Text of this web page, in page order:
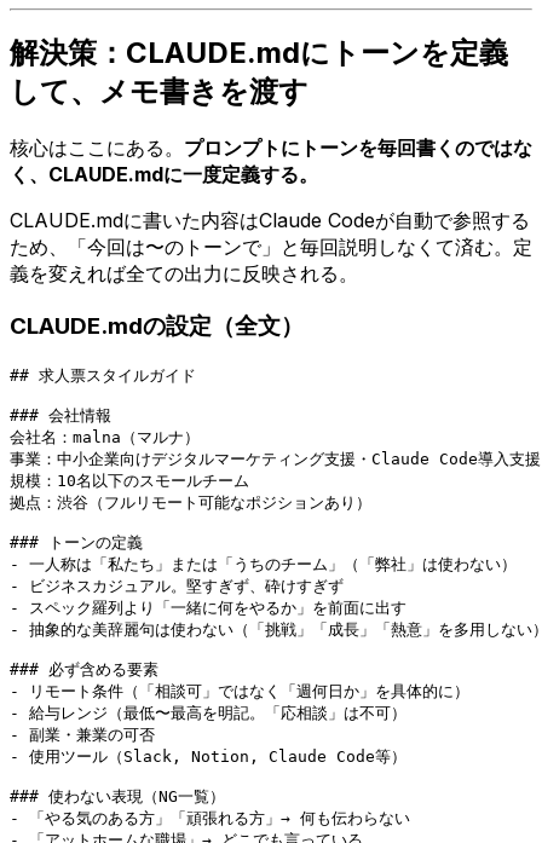
解決策：CLAUDE.mdにトーンを定義
して、メモ書きを渡す
核心はここにある。 プロンプトにトーンを毎回書くのではな
く、CLAUDE.mdに一度定義する。
CLAUDE.mdに書いた内容はClaude Codeが自動で参照する
ため、「今回は〜のトーンで」と毎回説明しなくて済む。定
義を変えれば全ての出力に反映される。
CLAUDE.mdの設定（全文）
## 求人票スタイルガイド
### 会社情報
会社名：malna（マルナ）
事業：中小企業向けデジタルマーケティング支援・Claude Code導入支援
規模：10名以下のスモールチーム
拠点：渋谷（フルリモート可能なポジションあり）
### トーンの定義
- 一人称は「私たち」または「うちのチーム」（「弊社」は使わない）
- ビジネスカジュアル。堅すぎず、砕けすぎず
- スペック羅列より「一緒に何をやるか」を前面に出す
- 抽象的な美辞麗句は使わない（「挑戦」「成長」「熱意」を多用しない
### 必ず含める要素
- リモート条件（「相談可」ではなく「週何日か」を具体的に）
- 給与レンジ（最低〜最高を明記。「応相談」は不可）
- 副業・兼業の可否
- 使用ツール（Slack, Notion, Claude Code等）
### 使わない表現（NG一覧）
- 「やる気のある方」「頑張れる方」→ 何も伝わらない